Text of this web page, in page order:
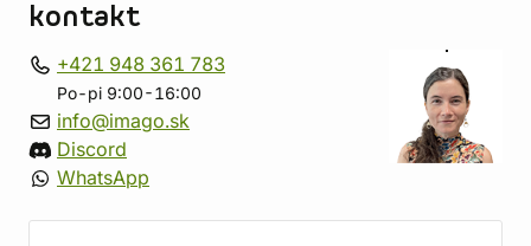
kontakt
+421 948 361 783
Po-pi 9:00-16:00
info@imago.sk
Discord
WhatsApp